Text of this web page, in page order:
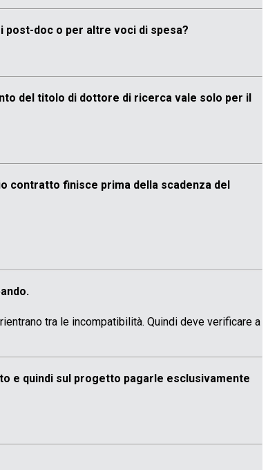
post-doc o per altre voci di spesa?
del titolo di dottore di ricerca vale solo per il
contratto finisce prima della scadenza del
tra le incompatibilità. Quindi deve verificare a
e quindi sul progetto pagarle esclusivamente